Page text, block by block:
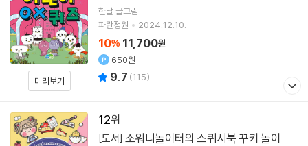
미리보기
한날글그림
파란정원
2024.12.10.
10% 11,700원
650원
9.7 (115)
12
[도서] 소워니놀이터의 스퀴시북 꾸키 놀이